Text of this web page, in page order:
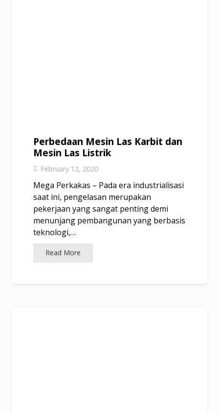
Perbedaan Mesin Las Karbit dan
Mesin Las Listrik
February 12, 2020
Mega Perkakas – Pada era industrialisasi
saat ini, pengelasan merupakan
pekerjaan yang sangat penting demi
menunjang pembangunan yang berbasis
teknologi,…
Read More